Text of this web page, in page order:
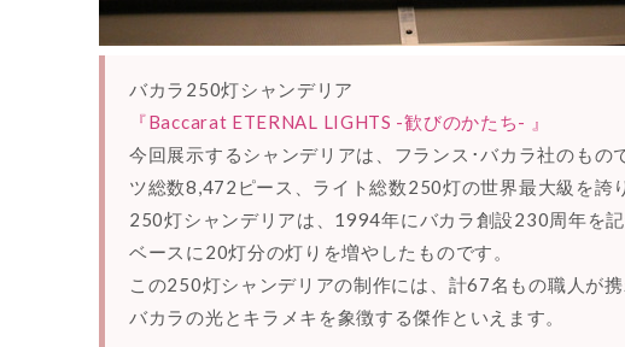
バカラ250灯シャンデリア
『Baccarat ETERNAL LIGHTS -歓びのかたち- 』
今回展示するシャンデリアは、フランス･バカラ社のも
ツ総数8,472ピース、ライト総数250灯の世界最大級を誇
250灯シャンデリアは、1994年にバカラ創設230周年を
ベースに20灯分の灯りを増やしたものです。
この250灯シャンデリアの制作には、計67名もの職人が
バカラの光とキラメキを象徴する傑作といえます。